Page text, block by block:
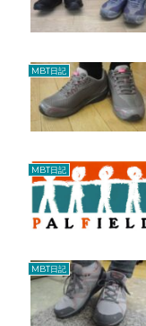
MBT日記
MBT日記
MBT日記